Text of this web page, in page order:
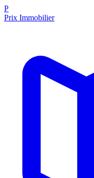
P
Prix Immobilier